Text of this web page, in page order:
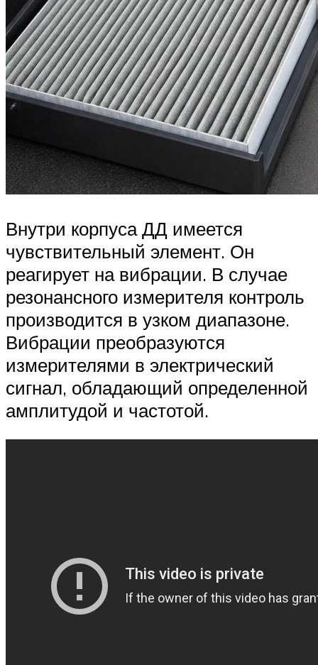
Внутри корпуса ДД имеется
чувствительный элемент. Он
реагирует на вибрации. В случае
резонансного измерителя контроль
производится в узком диапазоне.
Вибрации преобразуются
измерителями в электрический
сигнал, обладающий определенной
амплитудой и частотой.